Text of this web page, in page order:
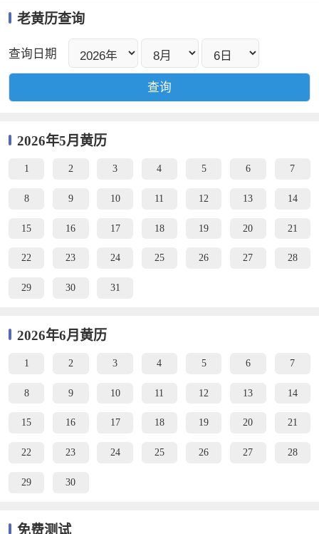
老黄历查询
查询日期
2026年5月黄历
1 2 3 4 5 6 7
8 9 10 11 12 13 14
15 16 17 18 19 20 21
22 23 24 25 26 27 28
29 30 31
2026年6月黄历
1 2 3 4 5 6 7
8 9 10 11 12 13 14
15 16 17 18 19 20 21
22 23 24 25 26 27 28
29 30
免费测试